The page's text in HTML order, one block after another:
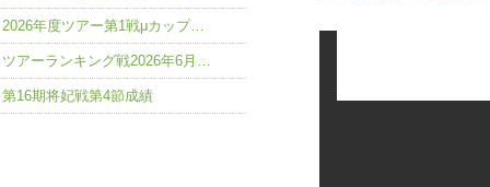
2026年度ツアー第1戦μカップ…
ツアーランキング戦2026年6月…
第16期将妃戦第4節成績